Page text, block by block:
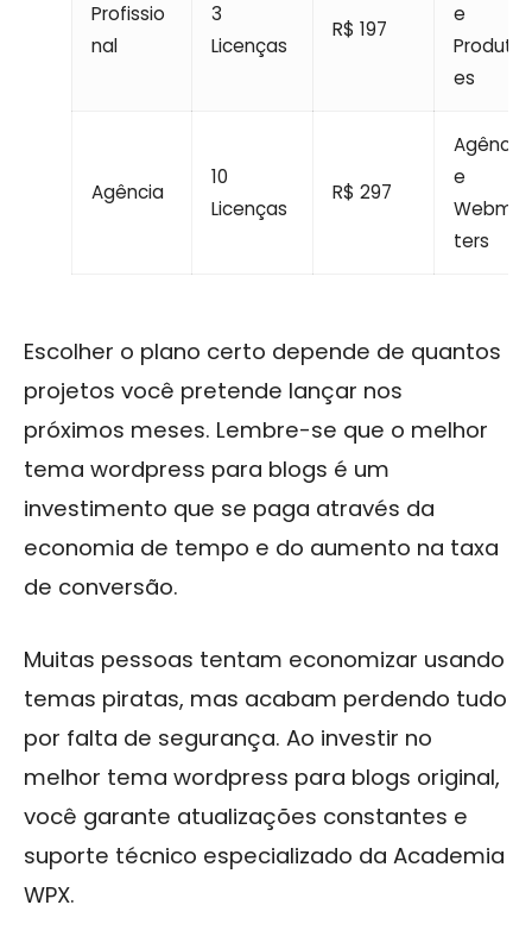
Profissio
nal
3
Licenças
R$ 197
e
Produtor
es
Agência
10
Licenças
R$ 297
e
ters
Escolher o plano certo depende de quantos
projetos você pretende lançar nos
próximos meses. Lembre-se que o melhor
tema wordpress para blogs é um
investimento que se paga através da
economia de tempo e do aumento na taxa
de conversão.
Muitas pessoas tentam economizar usando
temas piratas, mas acabam perdendo tudo
por falta de segurança. Ao investir no
melhor tema wordpress para blogs original,
você garante atualizações constantes e
suporte técnico especializado da Academia
WPX.